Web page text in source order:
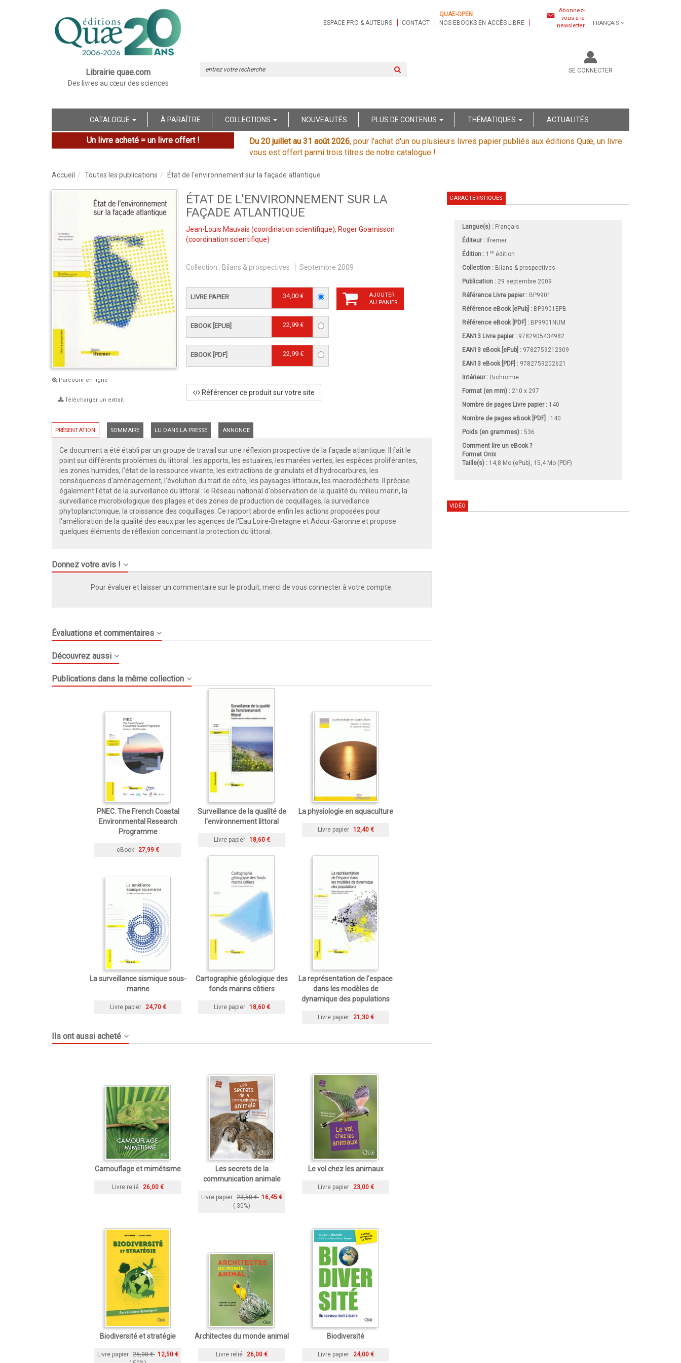
Librairie quae.com
Des livres au cœur des sciences
ESPACE PRO & AUTEURS CONTACT
QUAE-OPEN
NOS EBOOKS EN ACCÈS LIBRE
Abonnez-
vous à la
newsletter
FRANÇAIS
SE CONNECTER
CATALOGUE À PARAÎTRE COLLECTIONS NOUVEAUTÉS PLUS DE CONTENUS THÉMATIQUES ACTUALITÉS
Un livre acheté = un livre offert ! Du 20 juillet au 31 août 2026, pour l'achat d'un ou plusieurs livres papier publiés aux éditions Quæ, un livre
vous est offert parmi trois titres de notre catalogue !
Accueil Toutes les publications État de l'environnement sur la façade atlantique
Parcourir en ligne
Télécharger un extrait
ÉTAT DE L'ENVIRONNEMENT SUR LA
FAÇADE ATLANTIQUE
Jean-Louis Mauvais (coordination scientifique), Roger Goarnisson
(coordination scientifique)
Collection : Bilans & prospectives Septembre 2009
LIVRE PAPIER 34,00 €
EBOOK [EPUB] 22,99 €
EBOOK [PDF] 22,99 €
AJOUTER
AU PANIER
Référencer ce produit sur votre site
PRÉSENTATION SOMMAIRE LU DANS LA PRESSE ANNONCE
Ce document a été établi par un groupe de travail sur une réflexion prospective de la façade atlantique. Il fait le
point sur différents problèmes du littoral : les apports, les estuaires, les marées vertes, les espèces proliférantes,
les zones humides, l'état de la ressource vivante, les extractions de granulats et d'hydrocarbures, les
conséquences d'aménagement, l'évolution du trait de côte, les paysages littoraux, les macrodéchets. Il précise
également l'état de la surveillance du littoral : le Réseau national d'observation de la qualité du milieu marin, la
surveillance microbiologique des plages et des zones de production de coquillages, la surveillance
phytoplanctonique, la croissance des coquillages. Ce rapport aborde enfin les actions proposées pour
l'amélioration de la qualité des eaux par les agences de l'Eau Loire-Bretagne et Adour-Garonne et propose
quelques éléments de réflexion concernant la protection du littoral.
Donnez votre avis !
Pour évaluer et laisser un commentaire sur le produit, merci de vous connecter à votre compte.
Évaluations et commentaires
Découvrez aussi
Publications dans la même collection
PNEC. The French Coastal
Environmental Research
Programme
eBook 27,99 €
Surveillance de la qualité de
l'environnement littoral
Livre papier 18,60 €
La physiologie en aquaculture
Livre papier 12,40 €
La surveillance sismique sous-
marine
Livre papier 24,70 €
Cartographie géologique des
fonds marins côtiers
Livre papier 18,60 €
La représentation de l'espace
dans les modèles de
dynamique des populations
Livre papier 21,30 €
Ils ont aussi acheté
Camouflage et mimétisme
Livre relié 26,00 €
Les secrets de la
communication animale
Livre papier 23,50 € 16,45 €
(-30%)
Le vol chez les animaux
Livre papier 23,00 €
Biodiversité et stratégie
Livre papier 25,00 € 12,50 €
Architectes du monde animal
Livre relié 26,00 €
Biodiversité
Livre papier 24,00 €
CARACTÉRISTIQUES
Langue(s) : Français
Éditeur : Ifremer
Édition : 1 re édition
Collection : Bilans & prospectives
Publication : 29 septembre 2009
Référence Livre papier : BP9901
Référence eBook [ePub] : BP9901EPB
Référence eBook [PDF] : BP9901NUM
EAN13 Livre papier : 9782905434982
EAN13 eBook [ePub] : 9782759212309
EAN13 eBook [PDF] : 9782759202621
Intérieur : Bichromie
Format (en mm) : 210 x 297
Nombre de pages Livre papier: 140
Nombre de pages eBook [PDF] : 140
Poids (en grammes) : 536
Comment lire un eBook ?
Format Onix
Taille(s) : 14,8 Mo (ePub), 15,4 Mo (PDF)
VIDÉO